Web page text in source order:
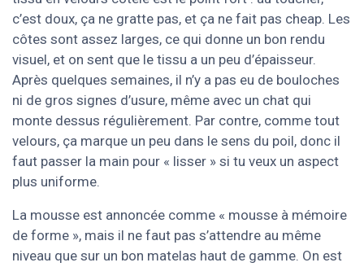
c’est doux, ça ne gratte pas, et ça ne fait pas cheap. Les
côtes sont assez larges, ce qui donne un bon rendu
visuel, et on sent que le tissu a un peu d’épaisseur.
Après quelques semaines, il n’y a pas eu de bouloches
ni de gros signes d’usure, même avec un chat qui
monte dessus régulièrement. Par contre, comme tout
velours, ça marque un peu dans le sens du poil, donc il
faut passer la main pour « lisser » si tu veux un aspect
plus uniforme.
La mousse est annoncée comme « mousse à mémoire
de forme », mais il ne faut pas s’attendre au même
niveau que sur un bon matelas haut de gamme. On est